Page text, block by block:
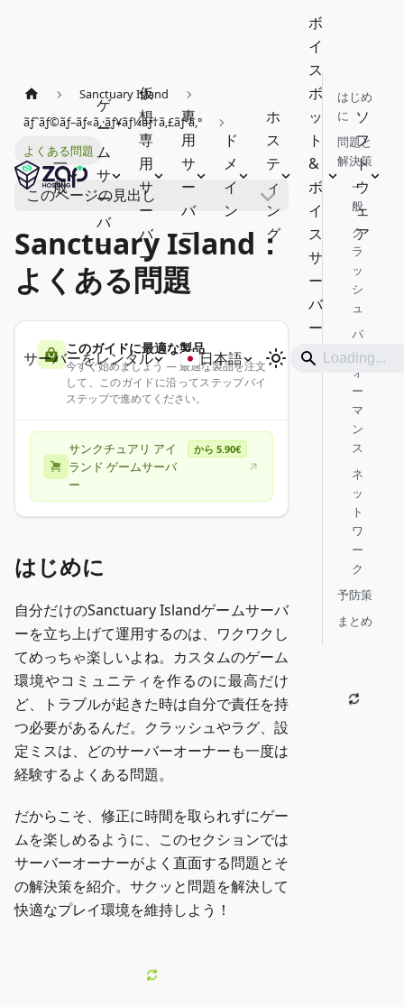
一
般
ゲ
ー
ム
サ
ー
バ
ー
仮
想
専
用
サ
ー
バ
ー
専
用
サ
ー
バ
ー
ド
メ
イ
ン
ホ
ス
テ
ィ
ン
グ
ボ
イ
ス
ボ
ッ
ト
&
ボ
イ
ス
サ
ー
バ
ー
ソ
フ
ト
ウ
ェ
ア
サーバーをレンタル 日本語
Sanctuary Island
ãƒˆãƒ©ãƒ–ãƒ«ã‚·ãƒ¥ãƒ¼ãƒ†ã‚£ãƒ³ã‚°
よくある問題
このページの見出し
Sanctuary Island：
よくある問題
このガイドに最適な製品
今すぐ始めましょう — 最適な製品を注文
して、このガイドに沿ってステップバイ
ステップで進めてください。
サンクチュアリ アイ
ランド ゲームサーバ
ー
から 5.90€
はじめに
自分だけのSanctuary Islandゲームサーバ
ーを立ち上げて運用するのは、ワクワクし
てめっちゃ楽しいよね。カスタムのゲーム
環境やコミュニティを作るのに最高だけ
ど、トラブルが起きた時は自分で責任を持
つ必要があるんだ。クラッシュやラグ、設
定ミスは、どのサーバーオーナーも一度は
経験するよくある問題。
だからこそ、修正に時間を取られずにゲー
ムを楽しめるように、このセクションでは
サーバーオーナーがよく直面する問題とそ
の解決策を紹介。サクッと問題を解決して
快適なプレイ環境を維持しよう！
はじめ
に
問題と
解決策
一
般
ク
ラ
ッ
シ
ュ
パ
フ
ォ
ー
マ
ン
ス
ネ
ッ
ト
ワ
ー
ク
予防策
まとめ